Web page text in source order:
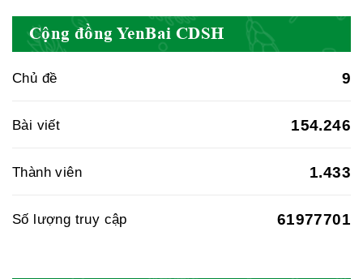
Cục quản lý y dược cổ truyền -
BYT
Hiệp hội doanh nghiệp dược Việt
Hội Đông Y Việt Nam
Cộng đồng YenBai CDSH
Chủ đề 9
Bài viết 154.246
Thành viên 1.433
Số lượng truy cập 61977701